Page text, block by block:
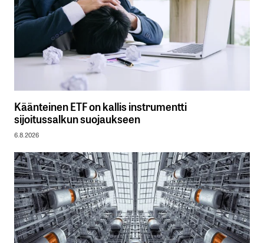
Käänteinen ETF on kallis instrumentti
sijoitussalkun suojaukseen
6.8.2026